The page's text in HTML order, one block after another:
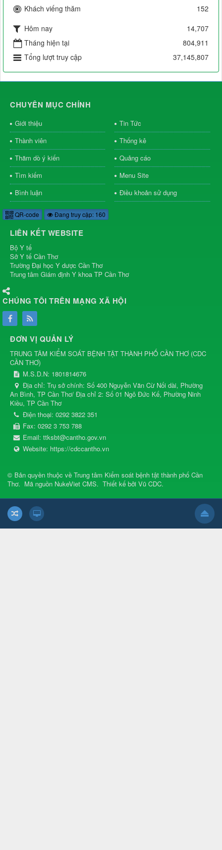
Khách viếng thăm
152
Hôm nay
14,707
Tháng hiện tại
804,911
Tổng lượt truy cập
37,145,807
CHUYÊN MỤC CHÍNH
Giới thiệu
Tin Tức
Thành viên
Thống kê
Thăm dò ý kiến
Quảng cáo
Tìm kiếm
Menu Site
Bình luận
Điều khoản sử dụng
QR-code Đang truy cập: 160
LIÊN KẾT WEBSITE
Bộ Y tế
Sở Y tế Cần Thơ
Trường Đại học Y dược Cần Thơ
Trung tâm Giám định Y khoa TP Cần Thơ
CHÚNG TÔI TRÊN MẠNG XÃ HỘI
ĐƠN VỊ QUẢN LÝ
TRUNG TÂM KIỂM SOÁT BỆNH TẬT THÀNH PHỐ CẦN THƠ (CDC
CẦN THƠ)
M.S.D.N: 1801814676
Địa chỉ: Trụ sở chính: Số 400 Nguyễn Văn Cừ Nối dài, Phường
An Bình, TP Cần Thơ/ Địa chỉ 2: Số 01 Ngô Đức Kế, Phường Ninh
Kiều, TP Cần Thơ
Điện thoại: 0292 3822 351
Fax: 0292 3 753 788
Email: ttksbt@cantho.gov.vn
Website: https://cdccantho.vn
© Bản quyền thuộc về Trung tâm Kiểm soát bệnh tật thành phố Cần
Thơ. Mã nguồn NukeViet CMS. Thiết kế bởi Vũ CDC.